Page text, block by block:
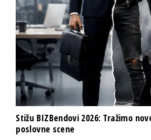
Stižu BIZBendovi 2026: Tražimo
poslovne scene